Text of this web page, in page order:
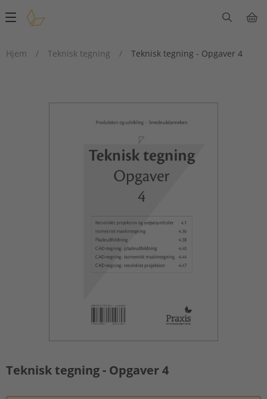
Main
Hjem
/ Teknisk tegning / Teknisk tegning - Opgaver 4
Teknisk tegning - Opgaver 4